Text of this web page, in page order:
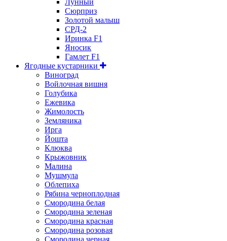
Лунный
Сюрприз
Золотой малыш
СРД-2
Иринка F1
Яносик
Гамлет F1
Ягодные кустарники
Виноград
Войлочная вишня
Голубика
Ежевика
Жимолость
Земляника
Ирга
Йошта
Клюква
Крыжовник
Малина
Мушмула
Облепиха
Рябина черноплодная
Смородина белая
Смородина зеленая
Смородина красная
Смородина розовая
Смородина черная